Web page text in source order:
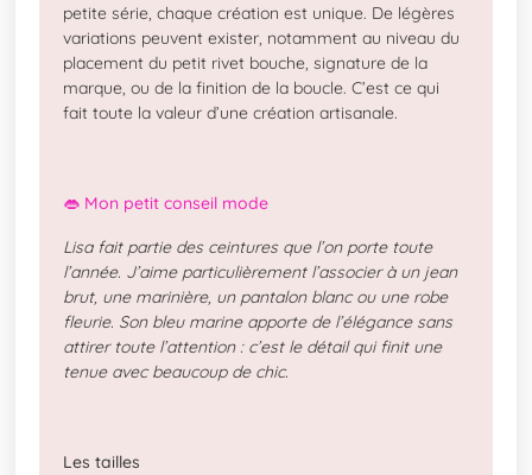
petite série, chaque création est unique. De légères
variations peuvent exister, notamment au niveau du
placement du petit rivet bouche, signature de la
marque, ou de la finition de la boucle. C’est ce qui
fait toute la valeur d’une création artisanale.
👄 Mon petit conseil mode
Lisa fait partie des ceintures que l’on porte toute
l’année. J’aime particulièrement l’associer à un jean
brut, une marinière, un pantalon blanc ou une robe
fleurie. Son bleu marine apporte de l’élégance sans
attirer toute l’attention : c’est le détail qui finit une
tenue avec beaucoup de chic.
Les tailles